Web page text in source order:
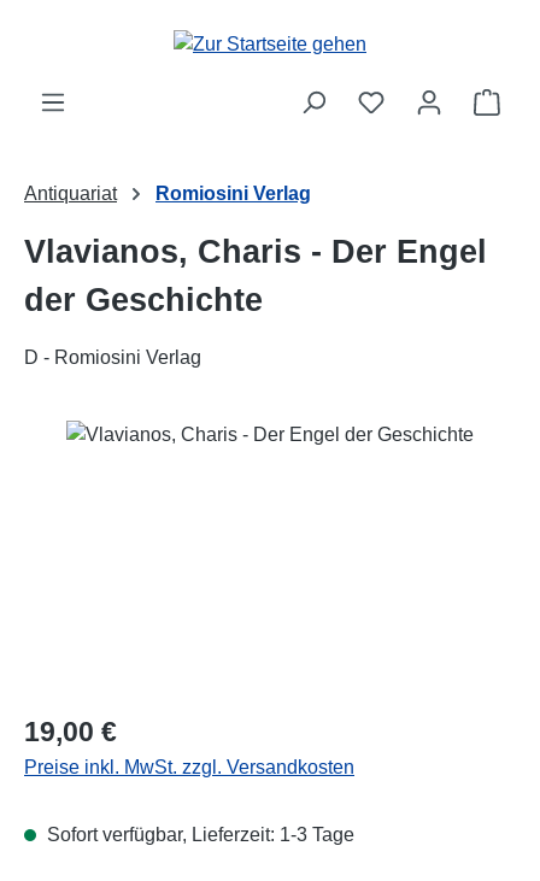
Zum Hauptinhalt springen
Antiquariat Romiosini Verlag
Vlavianos, Charis - Der Engel
der Geschichte
D - Romiosini Verlag
Bildergalerie überspringen
Regulärer Preis:
19,00 €
Preise inkl. MwSt. zzgl. Versandkosten
Sofort verfügbar, Lieferzeit: 1-3 Tage